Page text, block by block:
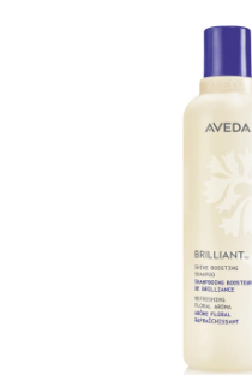
CUERO CABELLUDO
TODAS LAS